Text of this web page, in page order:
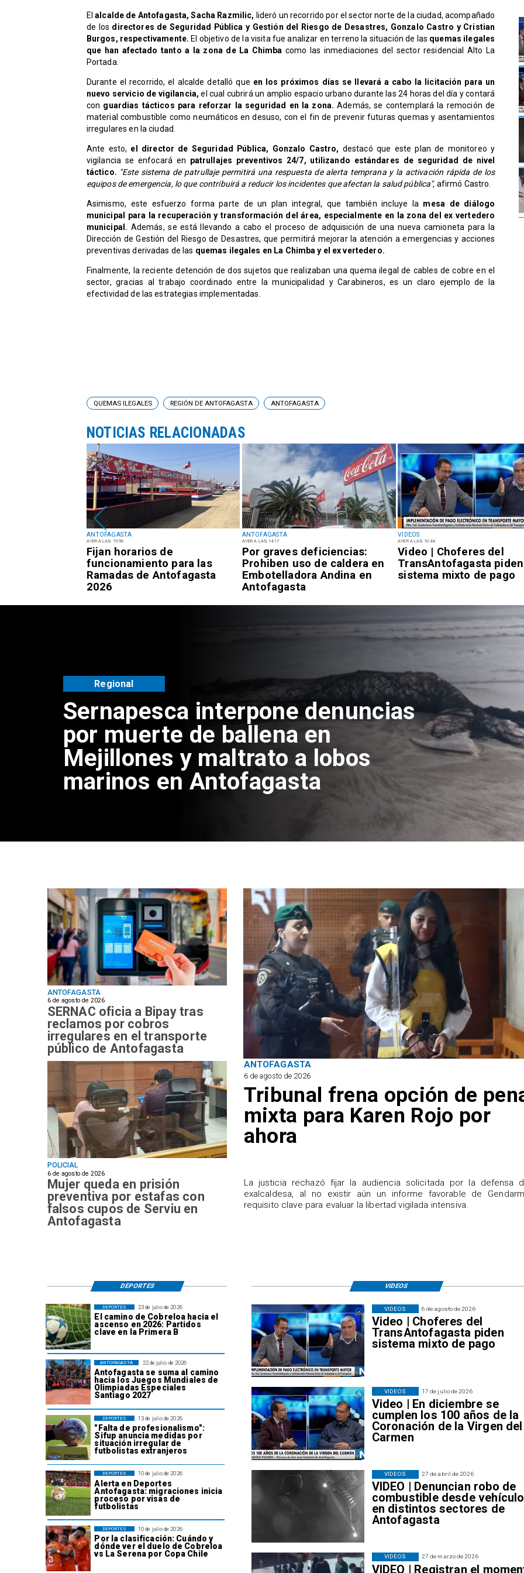
Elalcalde de Antofagasta, Sacha Razmilic, lideró un recorrido por el sector norte de la ciudad, acompañado
de los directores de Seguridad Pública y Gestión del Riesgo de Desastres, Gonzalo Castro y Cristian
Burgos, respectivamente. El objetivo de la visita fue analizar en terreno la situación de las quemas ilegales
que han afectado tanto a la zona de La Chimba como las inmediaciones del sector residencial Alto La
Portada.
Durante el recorrido, el alcalde detalló que en los próximos días se llevará a cabo la licitación para un
nuevo servicio de vigilancia, el cual cubrirá un amplio espacio urbano durante las 24 horas del día y contará
con guardias tácticos para reforzar la seguridad en la zona. Además, se contemplará la remoción de
material combustible como neumáticos en desuso, con el fin de prevenir futuras quemas y asentamientos
irregulares en la ciudad.
Ante esto, el director de Seguridad Pública, Gonzalo Castro, destacó que este plan de monitoreo y
vigilancia se enfocará en patrullajes preventivos 24/7, utilizando estándares de seguridad de nivel
táctico. "Este sistema de patrullaje permitirá una respuesta de alerta temprana y la activación rápida de los
equipos de emergencia, lo que contribuirá a reducir los incidentes que afectan la salud pública", afirmó Castro.
Asimismo, este esfuerzo forma parte de un plan integral, que también incluye la mesa de diálogo
municipal para la recuperación y transformación del área, especialmente en la zona del ex vertedero
municipal. Además, se está llevando a cabo el proceso de adquisición de una nueva camioneta para la
Dirección de Gestión del Riesgo de Desastres, que permitirá mejorar la atención a emergencias y acciones
preventivas derivadas de las quemas ilegales en La Chimba y el ex vertedero.
Finalmente, la reciente detención de dos sujetos que realizaban una quema ilegal de cables de cobre en el
sector, gracias al trabajo coordinado entre la municipalidad y Carabineros, es un claro ejemplo de la
efectividad de las estrategias implementadas.
ANTOFAGASTA
AYER A LAS 15:56
Fijan horarios de
funcionamiento para las
Ramadas de Antofagasta
2026
ANTOFAGASTA
AYER A LAS 14:17
Por graves deficiencias:
Prohiben uso de caldera en
Embotelladora Andina en
Antofagasta
VIDEOS
AYER A LAS 10:44
Video | Choferes del
TransAntofagasta piden
sistema mixto de pago
QUEMAS ILEGALES REGIÓN DE ANTOFAGASTA ANTOFAGASTA
NOTICIAS RELACIONADAS
Sernapesca interpone denuncias
por muerte de ballena en
Mejillones y maltrato a lobos
marinos en Antofagasta
Regional
ANTOFAGASTA
6 de agosto de 2026
SERNAC oficia a Bipay tras
reclamos por cobros
irregulares en el transporte
público de Antofagasta
ANTOFAGASTA
6 de agosto de 2026
Tribunal frena opción de
mixta para Karen Rojo por
ahora
​La justicia rechazó fijar la audiencia solicitada por la defensa
exalcaldesa, al no existir aún un informe favorable de
requisito clave para evaluar la libertad vigilada intensiva.
POLICIAL
6 de agosto de 2026
Mujer queda en prisión
preventiva por estafas con
falsos cupos de Serviu en
Antofagasta
23 de julio de 2026
El camino de Cobreloa hacia el
ascenso en 2026: Partidos
clave en la Primera B
DEPORTES
22 de julio de 2026
Antofagasta se suma al camino
hacia los Juegos Mundiales de
Olimpiadas Especiales
Santiago 2027
ANTOFAGASTA
13 de julio de 2026
"Falta de profesionalismo":
Sifup anuncia medidas por
situación irregular de
futbolistas extranjeros
DEPORTES
10 de julio de 2026
Alerta en Deportes
Antofagasta: migraciones inicia
proceso por visas de
futbolistas
DEPORTES
10 de julio de 2026
Por la clasificación: Cuándo y
dónde ver el duelo de Cobreloa
vs La Serena por Copa Chile
DEPORTES
6 de agosto de 2026
Video | Choferes del
TransAntofagasta piden
sistema mixto de pago
VIDEOS
17 de julio de 2026
Video | En diciembre se
cumplen los 100 años de la
Coronación de la Virgen del
Carmen
VIDEOS
27 de abril de 2026
VIDEO | Denuncian robo de
combustible desde
en distintos sectores de
Antofagasta
VIDEOS
27 de marzo de 2026
VIDEO | Registran el
VIDEOS
VIDEOS
DEPORTES